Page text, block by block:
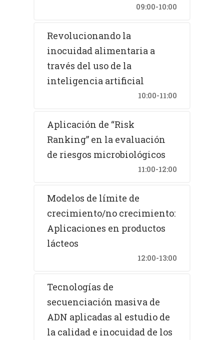
09:00-10:00
Revolucionando la
inocuidad alimentaria a
través del uso de la
inteligencia artificial
10:00-11:00
Aplicación de “Risk
Ranking” en la evaluación
de riesgos microbiológicos
11:00-12:00
Modelos de límite de
crecimiento/no crecimiento:
Aplicaciones en productos
lácteos
12:00-13:00
Tecnologías de
secuenciación masiva de
ADN aplicadas al estudio de
la calidad e inocuidad de los